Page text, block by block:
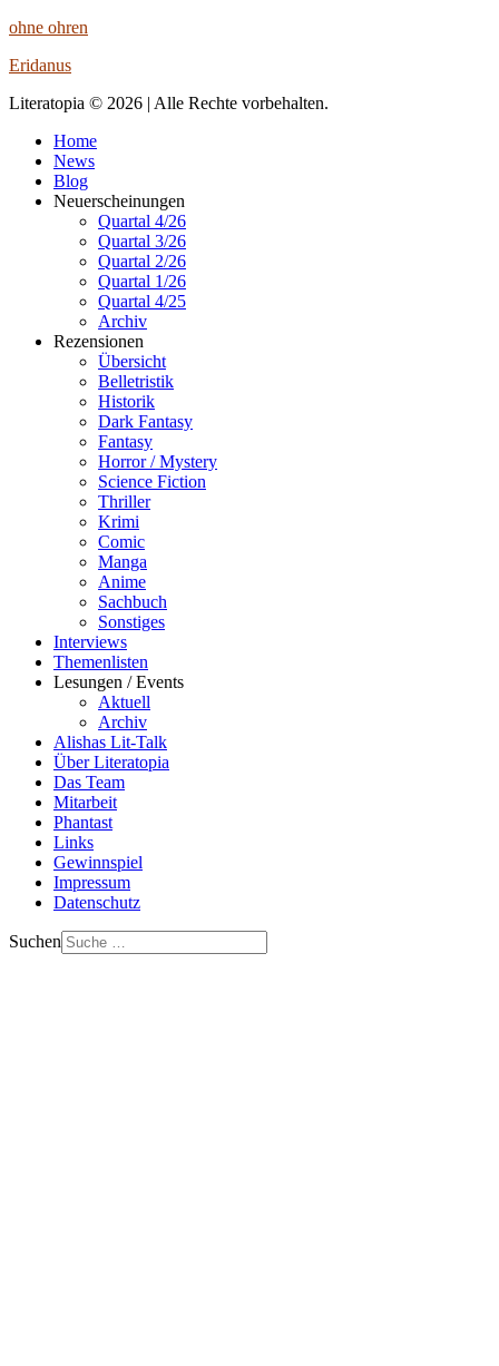
ohne ohren
Eridanus
Literatopia © 2026 | Alle Rechte vorbehalten.
Home
News
Blog
Neuerscheinungen
Quartal 4/26
Quartal 3/26
Quartal 2/26
Quartal 1/26
Quartal 4/25
Archiv
Rezensionen
Übersicht
Belletristik
Historik
Dark Fantasy
Fantasy
Horror / Mystery
Science Fiction
Thriller
Krimi
Comic
Manga
Anime
Sachbuch
Sonstiges
Interviews
Themenlisten
Lesungen / Events
Aktuell
Archiv
Alishas Lit-Talk
Über Literatopia
Das Team
Mitarbeit
Phantast
Links
Gewinnspiel
Impressum
Datenschutz
Suchen